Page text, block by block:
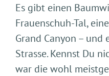
Es gibt einen
Frauenschuh-Tal,
Grand Canyon –
Strasse. Kennst Du
war die wohl